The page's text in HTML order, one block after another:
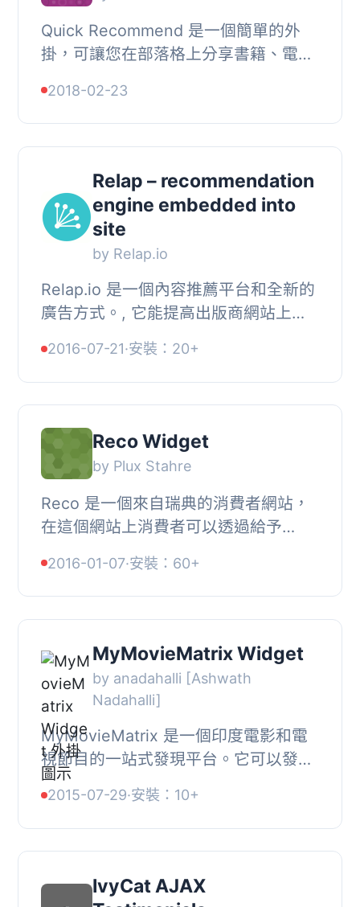
Quick Recommend 是一個簡單的外
掛，可讓您在部落格上分享書籍、電
非您部落格的主要焦點，Quick
Recommend 適合您。只需...
2018-02-23
Relap – recommendation
engine embedded into
site
by Relap.io
Relap.io 是一個內容推薦平台和全新的
廣告方式。, 它能提高出版商網站上內
以及, 其盈利的問題。
2016-07-21·安裝：20+
Reco Widget
by Plux Stahre
Reco 是一個來自瑞典的消費者網站，
在這個網站上消費者可以透過給予
他消費者。請注意，此外掛目前僅支援
瑞典語版，因為...
2016-01-07·安裝：60+
MyMovieMatrix Widget
by anadahalli [Ashwath
Nadahalli]
MyMovieMatrix 是一個印度電影和電
視節目的一站式發現平台。它可以發現
印度內容，自動推薦個性化選擇，並提
供在任何時間和任何地點消費它的來
源。, 小工具可...
2015-07-29·安裝：10+
IvyCat AJAX